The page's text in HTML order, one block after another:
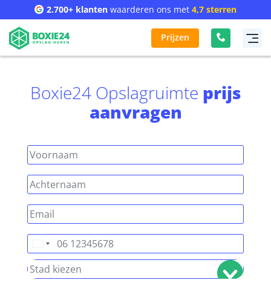
2.700+ klanten waarderen ons met 4,7 sterren
Prijzen
Boxie24 Opslagruimte prijs
aanvragen
Nederland
+31